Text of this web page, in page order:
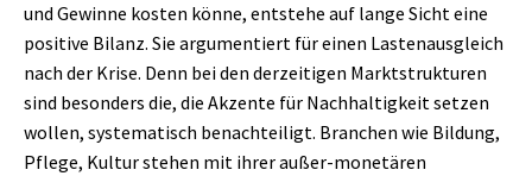
und Gewinne kosten könne, entstehe auf lange Sicht eine
positive Bilanz. Sie argumentiert für einen Lastenausgleich
nach der Krise. Denn bei den derzeitigen Marktstrukturen
sind besonders die, die Akzente für Nachhaltigkeit setzen
wollen, systematisch benachteiligt. Branchen wie Bildung,
Pflege, Kultur stehen mit ihrer außer-monetären